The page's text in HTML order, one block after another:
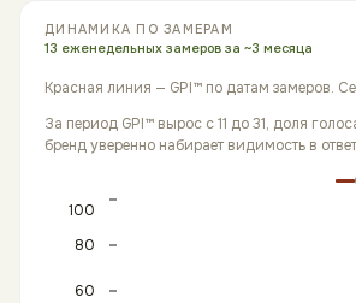
ДИНАМИКА ПО ЗАМЕРАМ
13 еженедельных замеров за ~3 месяца
Красная линия — GPI™ по датам замеров.
За период GPI™ вырос с 11 до 31, доля
бренд уверенно набирает видимость в
60
80
100